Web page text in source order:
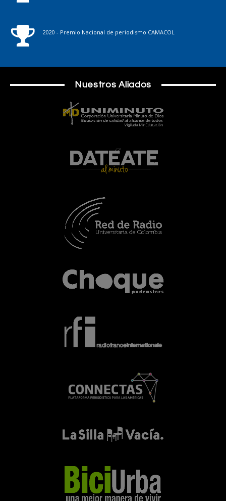
2020 - Premio Nacional de periodismo CAMACOL
Nuestros Aliados